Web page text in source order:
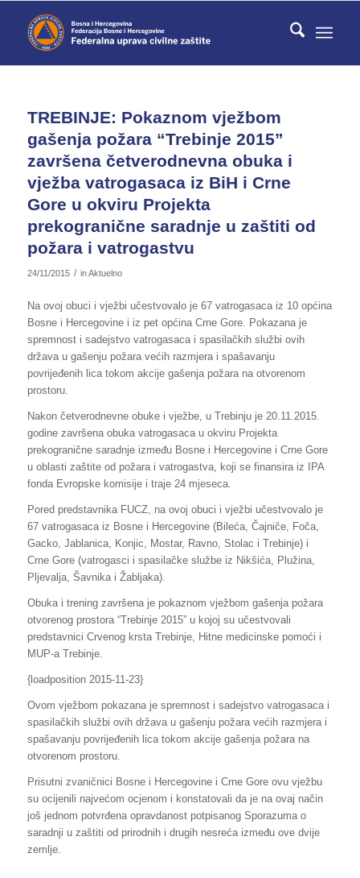
TREBINJE: Pokaznom vježbom
gašenja požara “Trebinje 2015”
završena četverodnevna obuka i
vježba vatrogasaca iz BiH i Crne
Gore u okviru Projekta
prekogranične saradnje u zaštiti od
požara i vatrogastvu
24/11/2015 / inAktuelno
Na ovoj obuci i vježbi učestvovalo je 67 vatrogasaca iz 10 općina
Bosne i Hercegovine i iz pet općina Crne Gore. Pokazana je
spremnost i sadejstvo vatrogasaca i spasilačkih službi ovih
država u gašenju požara većih razmjera i spašavanju
povrijeđenih lica tokom akcije gašenja požara na otvorenom
prostoru.
Nakon četverodnevne obuke i vježbe, u Trebinju je 20.11.2015.
godine završena obuka vatrogasaca u okviru Projekta
prekogranične saradnje između Bosne i Hercegovine i Crne Gore
u oblasti zaštite od požara i vatrogastva, koji se finansira iz IPA
fonda Evropske komisije i traje 24 mjeseca.
Pored predstavnika FUCZ, na ovoj obuci i vježbi učestvovalo je
67 vatrogasaca iz Bosne i Hercegovine (Bileća, Čajniče, Foča,
Gacko, Jablanica, Konjic, Mostar, Ravno, Stolac i Trebinje) i
Crne Gore (vatrogasci i spasilačke službe iz Nikšića, Plužina,
Pljevalja, Šavnika i Žabljaka).
Obuka i trening završena je pokaznom vježbom gašenja požara
otvorenog prostora “Trebinje 2015” u kojoj su učestvovali
predstavnici Crvenog krsta Trebinje, Hitne medicinske pomoći i
MUP-a Trebinje.
{loadposition 2015-11-23}
Ovom vježbom pokazana je spremnost i sadejstvo vatrogasaca i
spasilačkih službi ovih država u gašenju požara većih razmjera i
spašavanju povrijeđenih lica tokom akcije gašenja požara na
otvorenom prostoru.
Prisutni zvaničnici Bosne i Hercegovine i Crne Gore ovu vježbu
su ocijenili najvećom ocjenom i konstatovali da je na ovaj način
još jednom potvrđena opravdanost potpisanog Sporazuma o
saradnji u zaštiti od prirodnih i drugih nesreća između ove dvije
zemlje.